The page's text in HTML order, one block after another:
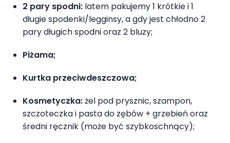
2 pary spodni: latem pakujemy 1 krótkie i 1
długie spodenki/legginsy, a gdy jest chłodno 2
pary długich spodni oraz 2 bluzy;
Piżama;
Kurtka przeciwdeszczowa;
Kosmetyczka:żel pod prysznic, szampon,
szczoteczka i pasta do zębów + grzebień oraz
średni ręcznik (może być szybkoschnący);